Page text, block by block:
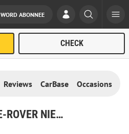
WORD ABONNEE
Reviews CarBase Occasions
LAND-ROVER RANGE-ROVER NIEUWS